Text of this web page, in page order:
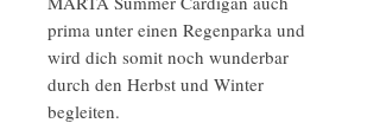
prima unter einen Regenparka und
wird dich somit noch wunderbar
durch den Herbst und Winter
begleiten.